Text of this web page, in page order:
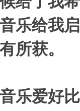
乐给我
所获。
乐爱好